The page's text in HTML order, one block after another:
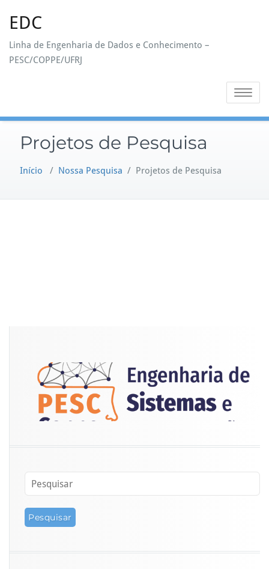
EDC
Linha de Engenharia de Dados e Conhecimento –
PESC/COPPE/UFRJ
Toggle
Projetos de Pesquisa
Início / Nossa Pesquisa / Projetos de Pesquisa